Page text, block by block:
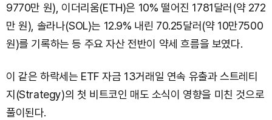
9770만 원), 이더리움(ETH)은 10% 떨어진 1781달러(약 272
만 원), 솔라나(SOL)는 12.9% 내린 70.25달러(약 10만7500
원)를 기록하는 등 주요 자산 전반이 약세 흐름을 보였다.
이 같은 하락세는 ETF 자금 13거래일 연속 유출과 스트레티
지(Strategy)의 첫 비트코인 매도 소식이 영향을 미친 것으로
풀이된다.